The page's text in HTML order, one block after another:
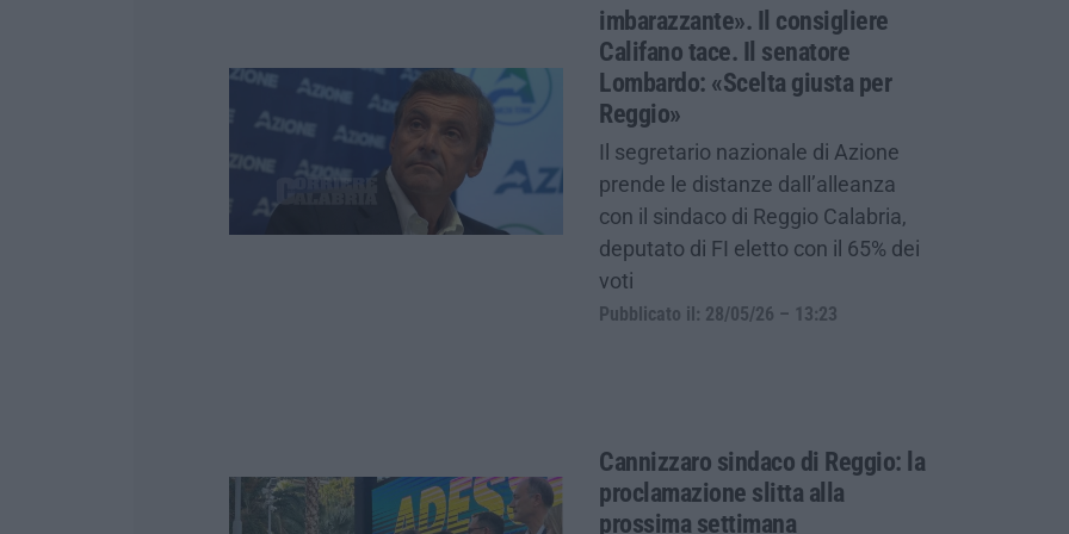
imbarazzante». Il consigliere
Califano tace. Il senatore
Lombardo: «Scelta giusta per
Reggio»
Il segretario nazionale di Azione
prende le distanze dall’alleanza
con il sindaco di Reggio Calabria,
deputato di FI eletto con il 65% dei
voti
Pubblicato il: 28/05/26 – 13:23
Cannizzaro sindaco di Reggio: la
proclamazione slitta alla
prossima settimana